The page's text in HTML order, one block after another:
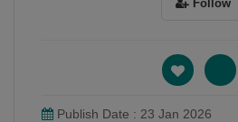
Follow
Publish Date : 23 Jan 2026